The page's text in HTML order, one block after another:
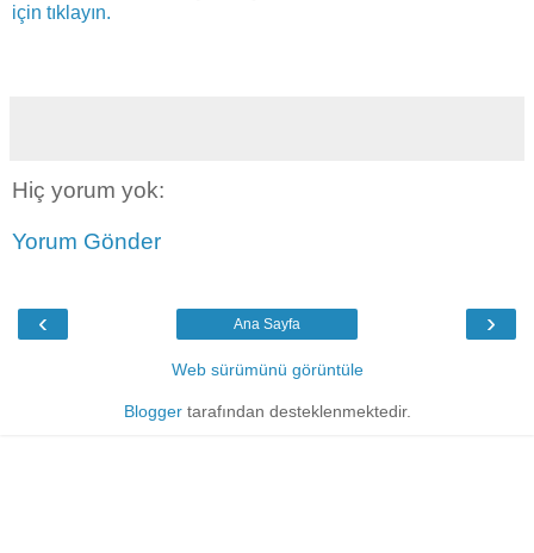
için tıklayın.
Hiç yorum yok:
Yorum Gönder
‹ ›
Ana Sayfa
Web sürümünü görüntüle
Bloggertarafından desteklenmektedir.